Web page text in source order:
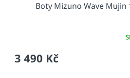
Boty Mizuno Wave Mujin
3 490 Kč